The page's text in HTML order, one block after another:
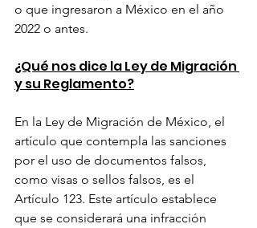
o que ingresaron a México en el año
2022 o antes.
¿Qué nos dice la Ley de Migración
y su Reglamento?
En la Ley de Migración de México, el
artículo que contempla las sanciones
por el uso de documentos falsos,
como visas o sellos falsos, es el
Artículo 123. Este artículo establece
que se considerará una infracción